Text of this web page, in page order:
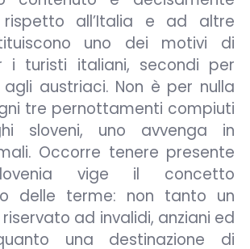
all’Italia e ad altre
uno dei motivi di
i turisti italiani, secondi per
austriaci. Non è per nulla
tre pernottamenti compiuti
sloveni, uno avvenga in
Occorre tenere presente
vige il concetto
delle terme: non tanto un
ad invalidi, anziani ed
una destinazione di